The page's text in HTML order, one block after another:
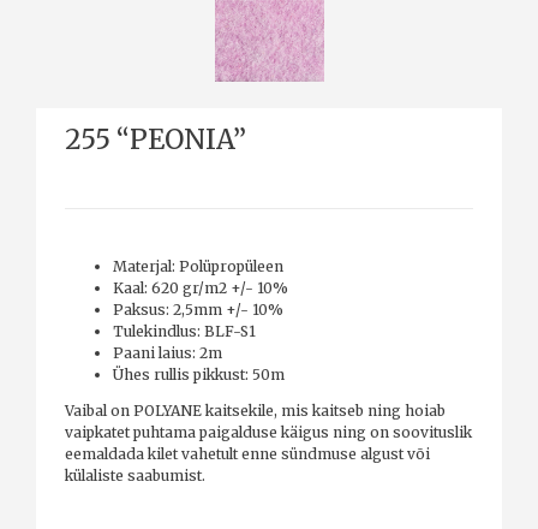
255 “PEONIA”
Materjal: Polüpropüleen
Kaal: 620 gr/m2 +/- 10%
Paksus: 2,5mm +/- 10%
Tulekindlus: BLF-S1
Paani laius: 2m
Ühes rullis pikkust: 50m
Vaibal on POLYANE kaitsekile, mis kaitseb ning hoiab
vaipkatet puhtama paigalduse käigus ning on soovituslik
eemaldada kilet vahetult enne sündmuse algust või
külaliste saabumist.